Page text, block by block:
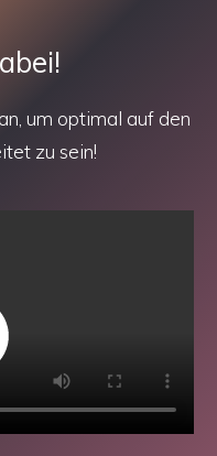
um optimal auf den
zu sein!